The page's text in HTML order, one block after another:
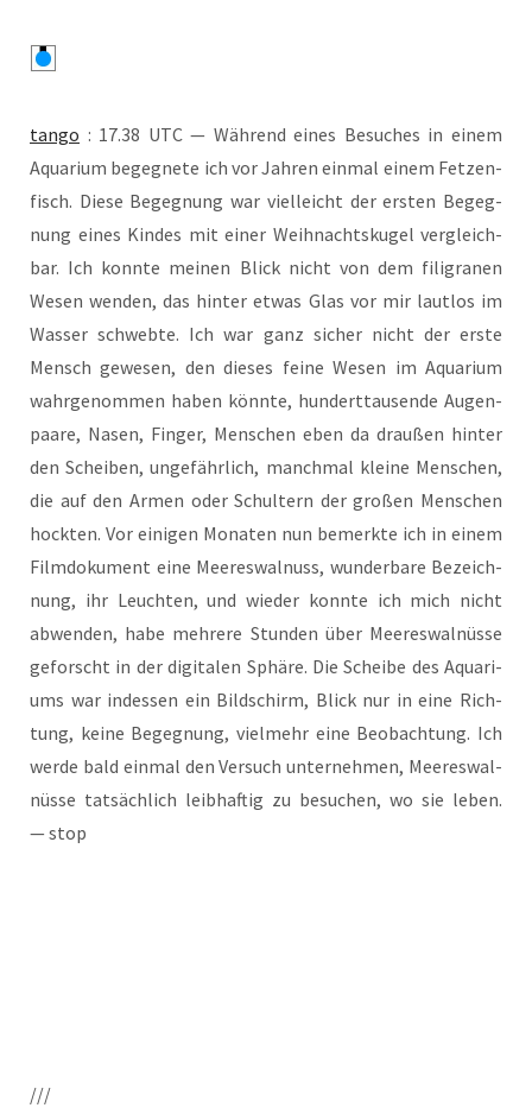
tan­go : 17.38 UTC — Wäh­rend eines Besu­ches in einem
Aqua­ri­um begeg­ne­te ich vor Jah­ren ein­mal einem Fet­zen­
fisch. Die­se Begeg­nung war viel­leicht der ers­ten Begeg­
nung eines Kin­des mit einer Weih­nachts­ku­gel ver­gleich­
bar. Ich konn­te mei­nen Blick nicht von dem fili­gra­nen
Wesen wen­den, das hin­ter etwas Glas vor mir laut­los im
Was­ser schweb­te. Ich war ganz sicher nicht der ers­te
Mensch gewe­sen, den die­ses fei­ne Wesen im Aqua­ri­um
wahr­ge­nom­men haben könn­te, hun­dert­tau­sen­de Augen­
paa­re, Nasen, Fin­ger, Men­schen eben da drau­ßen hin­ter
den Schei­ben, unge­fähr­lich, manch­mal klei­ne Men­schen,
die auf den Armen oder Schul­tern der gro­ßen Men­schen
hock­ten. Vor eini­gen Mona­ten nun bemerk­te ich in einem
Film­do­ku­ment eine Mee­res­wal­nuss, wun­der­ba­re Bezeich­
nung, ihr Leuch­ten, und wie­der konn­te ich mich nicht
abwen­den, habe meh­re­re Stun­den über Mee­res­wal­nüs­se
geforscht in der digi­ta­len Sphä­re. Die Schei­be des Aqua­ri­
ums war indes­sen ein Bild­schirm, Blick nur in eine Rich­
tung, kei­ne Begeg­nung, viel­mehr eine Beob­ach­tung. Ich
wer­de bald ein­mal den Ver­such unter­neh­men, Mee­res­wal­
nüs­se tat­säch­lich leib­haf­tig zu besu­chen, wo sie leben.
— stop
///